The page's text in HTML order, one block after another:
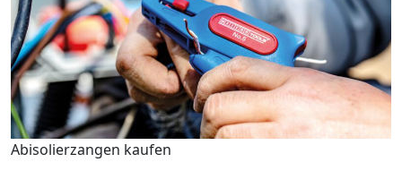
Abisolierzangen kaufen